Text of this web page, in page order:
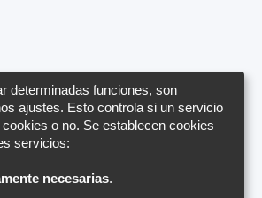
determinadas funciones, son
ajustes. Esto controla si un servicio
o no. Se establecen cookies
servicios:
necesarias.